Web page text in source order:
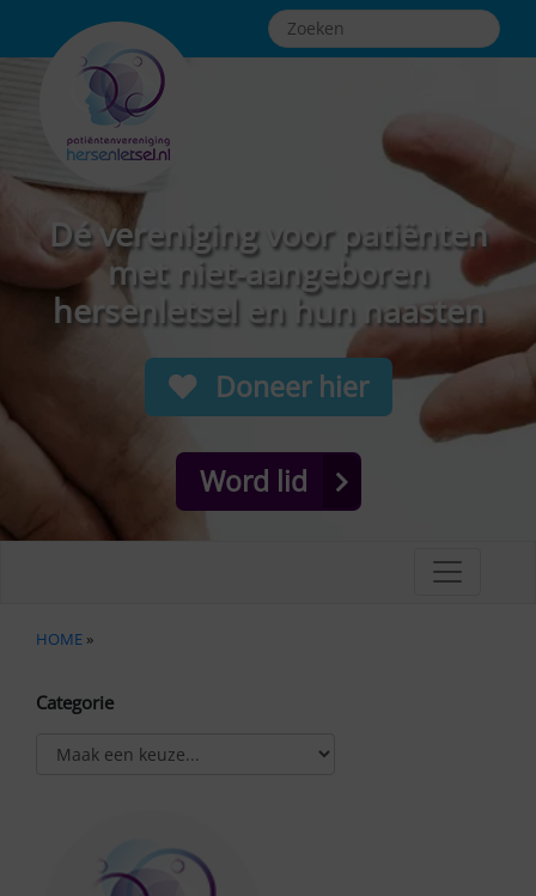
Dé vereniging voor patiënten
met niet-aangeboren
hersenletsel en hun naasten
Doneer hier
Word lid
HOME »
Categorie